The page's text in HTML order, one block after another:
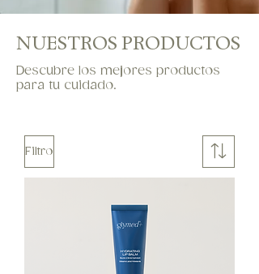
NUESTROS PRODUCTOS
Descubre los mejores productos
para tu cuidado.
Filtro